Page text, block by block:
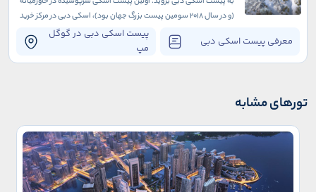
معرفی پیست اسکی دبی
پیست اسکی دبی در گوگل
مپ
(و در سال 2018 سومین پیست بزرگ جهان بود)، اسکی دبی در مرکز خرید
امارات واقع شده است که به خودی خود یک جاذبه بی‌نظیر در دبی است.
تورهای مشابه